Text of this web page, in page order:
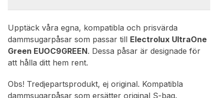
Upptäck våra egna, kompatibla och prisvärda
dammsugarpåsar som passar till Electrolux UltraOne
Green EUOC9GREEN. Dessa påsar är designade för
att hålla ditt hem rent.
Obs! Tredjepartsprodukt, ej original. Kompatibla
dammsugarpåsar som ersätter original S-bag.